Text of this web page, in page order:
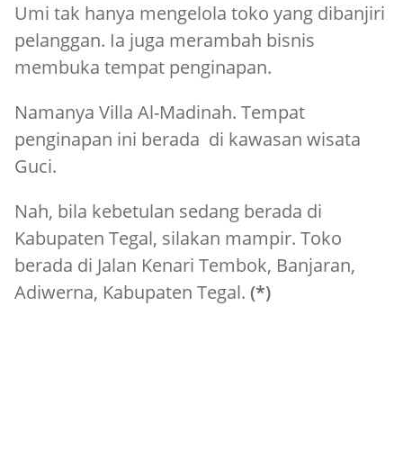
Umi tak hanya mengelola toko yang dibanjiri
pelanggan. Ia juga merambah bisnis
membuka tempat penginapan.
Namanya Villa Al-Madinah. Tempat
penginapan ini berada di kawasan wisata
Guci.
Nah, bila kebetulan sedang berada di
Kabupaten Tegal, silakan mampir. Toko
berada di Jalan Kenari Tembok, Banjaran,
Adiwerna, Kabupaten Tegal. (*)